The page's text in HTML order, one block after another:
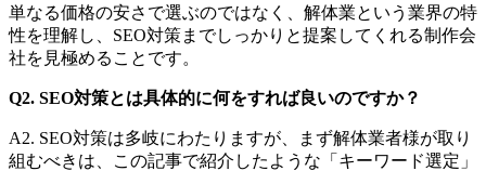
単なる価格の安さで選ぶのではなく、解体業という業界の特
性を理解し、SEO対策までしっかりと提案してくれる制作会
社を見極めることです。
Q2. SEO対策とは具体的に何をすれば良いのですか？
A2. SEO対策は多岐にわたりますが、まず解体業者様が取り
組むべきは、この記事で紹介したような「キーワード選定」